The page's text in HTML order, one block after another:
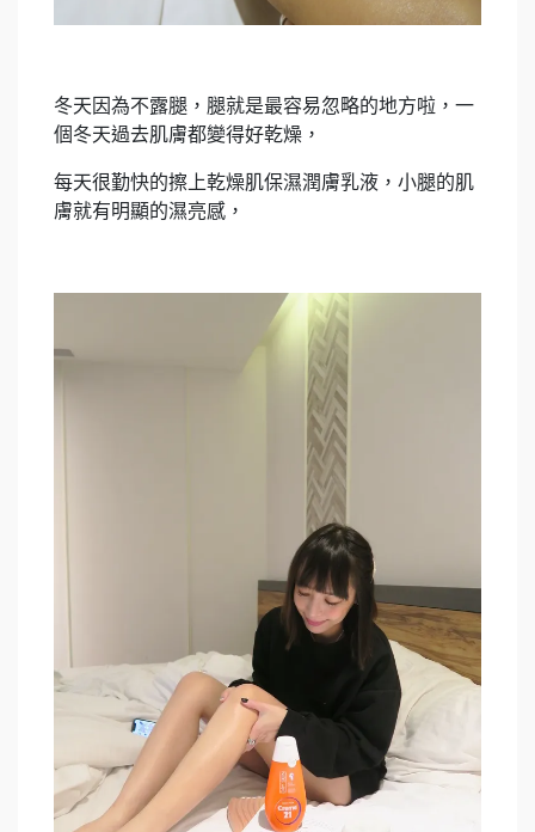
冬天因為不露腿，腿就是最容易忽略的地方啦，一
個冬天過去肌膚都變得好乾燥，
每天很勤快的擦上乾燥肌保濕潤膚乳液，小腿的肌
膚就有明顯的濕亮感，